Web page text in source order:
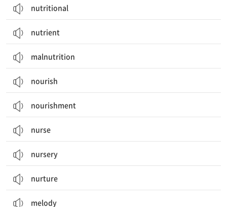
nutritional
nutrient
malnutrition
nourish
nourishment
nurse
nursery
nurture
melody